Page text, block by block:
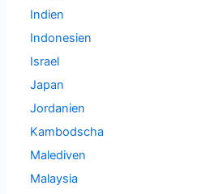
Indien
Indonesien
Israel
Japan
Jordanien
Kambodscha
Malediven
Malaysia